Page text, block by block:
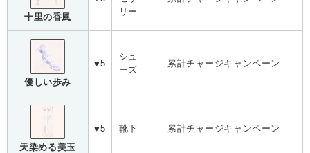
十里の香風
リー
優しい歩み
♥5
シュ
ーズ
累計チャージキャンペーン
天染める美玉
♥5 靴下 累計チャージキャンペーン